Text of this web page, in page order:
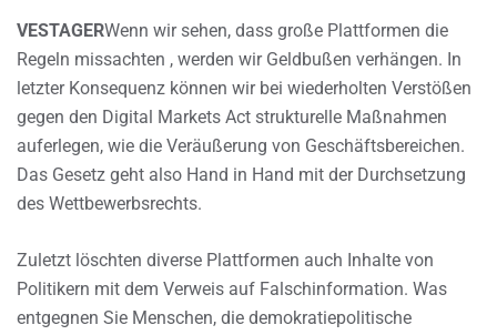
VESTAGERWenn wir sehen, dass große Plattformen die
Regeln missachten , werden wir Geldbußen verhängen. In
letzter Konsequenz können wir bei wiederholten Verstößen
gegen den Digital Markets Act strukturelle Maßnahmen
auferlegen, wie die Veräußerung von Geschäftsbereichen.
Das Gesetz geht also Hand in Hand mit der Durchsetzung
des Wettbewerbsrechts.
Zuletzt löschten diverse Plattformen auch Inhalte von
Politikern mit dem Verweis auf Falschinformation. Was
entgegnen Sie Menschen, die demokratiepolitische